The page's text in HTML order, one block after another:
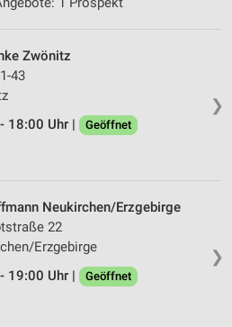
❯
Zwönitz
43
18:00 Uhr |
Geöffnet
❯
Neukirchen/Erzgebirge
22
Erzgebirge
19:00 Uhr |
Geöffnet
zur Auswahl von
personalisierte
Personalisierung
Auswahl